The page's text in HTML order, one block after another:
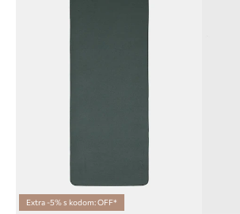
Extra -5% s kodom: OFF*